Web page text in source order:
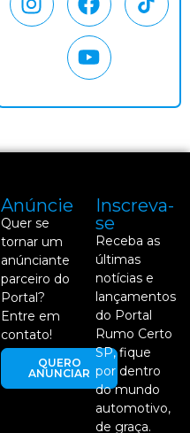
Anúncie
Quer se
tornar um
anúnciante
parceiro do
Portal?
Entre em
contato!
QUERO
ANUNCIAR
Inscreva-
se
Receba as
últimas
notícias e
lançamentos
do Portal
Rumo Certo
SP, fique
por dentro
do mundo
automotivo,
de graça.